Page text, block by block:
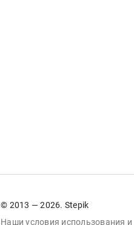
© 2013 — 2026. Stepik
Наши условия использования и